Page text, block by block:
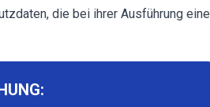
die bei ihrer Ausführung eine